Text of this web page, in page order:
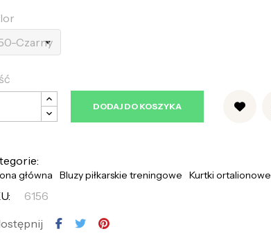
DODAJ DO KOSZYKA
główna Bluzy piłkarskie treningowe Kurtki ortalionowe
6156